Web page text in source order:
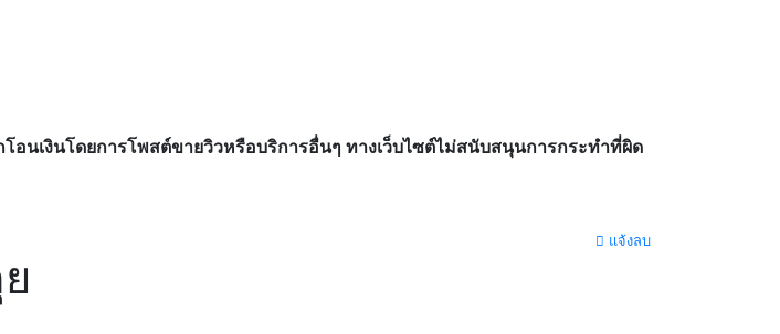
อนเงินโดยการโพสต์ขายวิวหรือบริการอื่นๆ ทางเว็บไซต์ไม่สนับสนุนการกระทำที่ผิด
แจ้งลบ